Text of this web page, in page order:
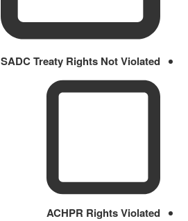
SADC Treaty Rights Not Violated
ACHPR Rights Violated